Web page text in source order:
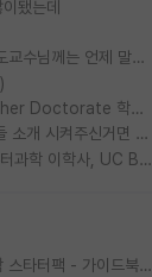
됐는데
타대학원 컨텍 준비중인데, 지도교수님께는 언제 말씀드려야 할까요?
우리나라도 학구 열풍보면 Higher Doctorate 학위가 필요하다고 봅니다.
컨택이후 랩매니저, PhD학생들 소개 시켜주신거면 거의 컨펌에 가깝나요?
Korea University 수학, 컴퓨터과학 이학사, UC Berkeley 산업공학 대학원 공학박사가 되는 것은 쉽지 않겠죠?
[무료] 2026 미국 대학원 유학 스타터팩 - 가이드북 & 합격자 컨택메일 템플릿